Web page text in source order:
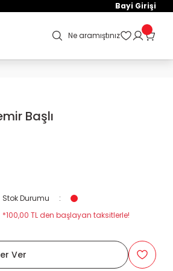
Bayi Girişi
Ne aramıştınız
Başlı
Stok Durumu
*100,00 TL den başlayan taksitlerle!
Ver